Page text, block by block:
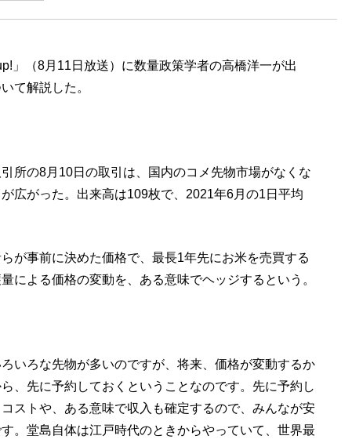
」（8月11日放送）に数量政策学者の高橋洋一が出
て解説した。
所の8月10日の取引は、国内のコメ先物市場がなくな
広がった。出来高は109枚で、2021年6月の1日平均
が事前に決めた価格で、最長1年先にお米を売買する
による価格の変動を、ある意味でヘッジするという。
いろな先物が多いのですが、将来、価格が変動するか
、先に予約しておくということなのです。先に予約し
ストや、ある意味で収入も確定するので、みんなが安
。堂島自体は江戸時代のときからやっていて、世界最